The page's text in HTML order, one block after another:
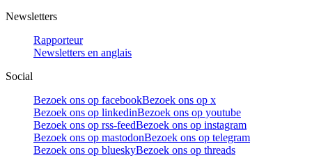
Newsletters
Rapporteur
Newsletters en anglais
Social
Bezoek ons op facebookBezoek ons op x
Bezoek ons op linkedinBezoek ons op youtube
Bezoek ons op rss-feedBezoek ons op instagram
Bezoek ons op mastodonBezoek ons op telegram
Bezoek ons op blueskyBezoek ons op threads